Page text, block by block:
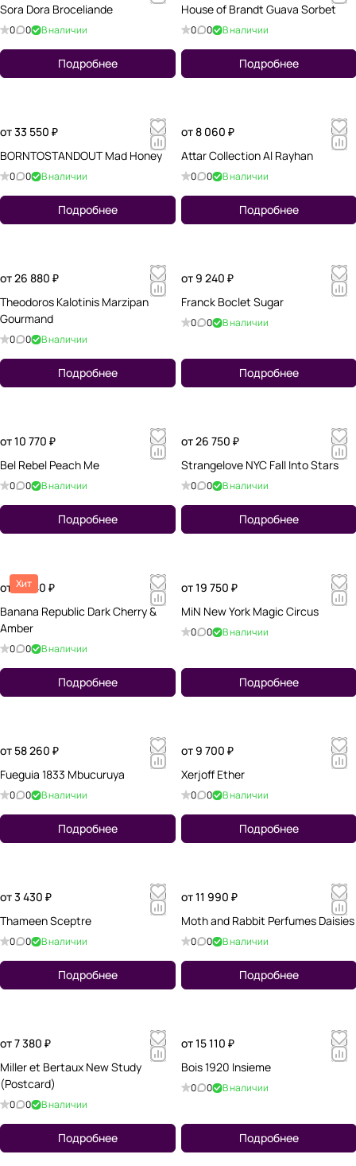
Sora Dora Broceliande
0 0 В наличии
Подробнее
House of Brandt Guava Sorbet
0 0 В наличии
Подробнее
от 33 550 ₽
BORNTOSTANDOUT Mad Honey
0 0 В наличии
Подробнее
от 8 060 ₽
Attar Collection Al Rayhan
0 0 В наличии
Подробнее
от 26 880 ₽
Theodoros Kalotinis Marzipan
Gourmand
0 0 В наличии
Подробнее
от 9 240 ₽
Franck Boclet Sugar
0 0 В наличии
Подробнее
от 10 770 ₽
Bel Rebel Peach Me
0 0 В наличии
Подробнее
от 26 750 ₽
Strangelove NYC Fall Into Stars
0 0 В наличии
Подробнее
Хит
от 15 740 ₽
Banana Republic Dark Cherry &
Amber
0 0 В наличии
Подробнее
от 19 750 ₽
MiN New York Magic Circus
0 0 В наличии
Подробнее
от 58 260 ₽
Fueguia 1833 Mbucuruya
0 0 В наличии
Подробнее
от 9 700 ₽
Xerjoff Ether
0 0 В наличии
Подробнее
от 3 430 ₽
Thameen Sceptre
0 0 В наличии
Подробнее
от 11 990 ₽
Moth and Rabbit Perfumes Daisies
0 0 В наличии
Подробнее
от 7 380 ₽
Miller et Bertaux New Study
(Postcard)
0 0 В наличии
Подробнее
от 15 110 ₽
Bois 1920 Insieme
0 0 В наличии
Подробнее